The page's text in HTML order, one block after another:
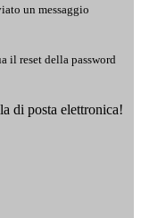
un messaggio
il reset della password
di posta elettronica!